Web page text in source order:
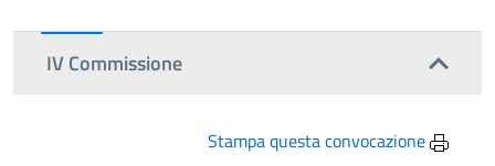
IV Commissione
Stampa questa convocazione